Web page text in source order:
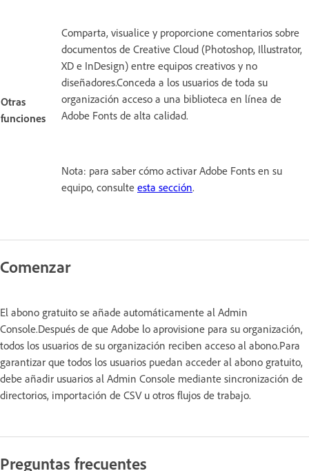
Otras
funciones
Comparta, visualice y proporcione comentarios sobre
documentos de Creative Cloud (Photoshop, Illustrator,
XD e InDesign) entre equipos creativos y no
diseñadores.Conceda a los usuarios de toda su
organización acceso a una biblioteca en línea de
Adobe Fonts de alta calidad.
Nota: para saber cómo activar Adobe Fonts en su
equipo, consulte esta sección.
Comenzar
El abono gratuito se añade automáticamente al Admin
Console.Después de que Adobe lo aprovisione para su organización,
todos los usuarios de su organización reciben acceso al abono.Para
garantizar que todos los usuarios puedan acceder al abono gratuito,
debe añadir usuarios al Admin Console mediante sincronización de
directorios, importación de CSV u otros flujos de trabajo.
Preguntas frecuentes